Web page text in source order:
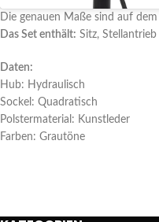
Die genauen Maße sind auf
Das Set enthält: Sitz,
Daten:
Hub: Hydraulisch
Sockel: Quadratisch
Polstermaterial: Kunstleder
Farben: Grautöne